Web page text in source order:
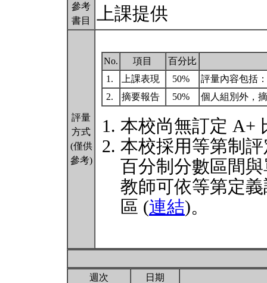
參考
書目
上課提供
評量
方式
(僅供
參考)
No. 項目
百分比
1.
上課表現 50%
評量內容包括
2.
摘要報告 50% 個人組別外，
本校尚無訂定 A+
本校採用等第制
百分制分數區間
教師可依等第定
區 (連結)。
週次 日期